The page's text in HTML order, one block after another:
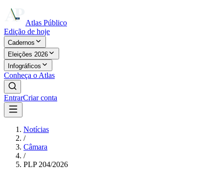
Atlas Público
Edição de hoje
Cadernos
Eleições 2026
Infográficos
Conheça o Atlas
EntrarCriar conta
Notícias
/
Câmara
/
PLP 204/2026